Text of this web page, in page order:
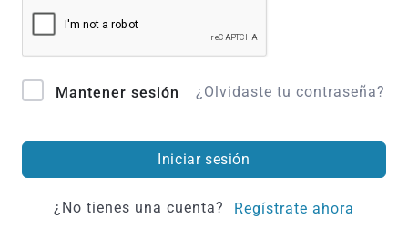
Mantener sesión ¿Olvidaste tu contraseña?
Iniciar sesión
¿No tienes una cuenta? Regístrate ahora